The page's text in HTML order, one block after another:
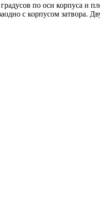
по оси корпуса и
с корпусом затвора.